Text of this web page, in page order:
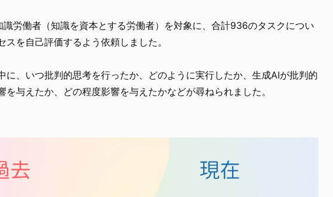
労働者（知識を資本とする労働者）を対象に、合計936のタスクについ
スを自己評価するよう依頼しました。
に、いつ批判的思考を行ったか、どのように実行したか、生成AIが批判的
を与えたか、どの程度影響を与えたかなどが尋ねられました。